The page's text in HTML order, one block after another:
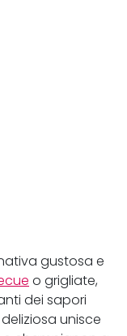
gustosa e
o grigliate,
dei sapori
unisce